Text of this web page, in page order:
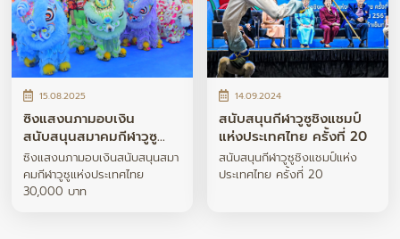
15.08.2025
ซิงแสงนภามอบเงิน
สนับสนุนสมาคมกีฬาวูซู
แห่งประเทศไทย 30,000
บาท
ซิงแสงนภามอบเงินสนับสนุนสมา
คมกีฬาวูซูแห่งประเทศไทย
30,000 บาท
14.09.2024
สนับสนุนกีฬาวูซูชิงแชมป์
แห่งประเทศไทย ครั้งที่ 20
สนับสนุนกีฬาวูซูชิงแชมป์แห่ง
ประเทศไทย ครั้งที่ 20